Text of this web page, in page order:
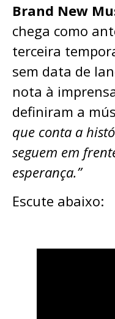
Brand New
chega como
terceira
sem data de
nota à
definiram a
que conta a
seguem em
esperança.”
Escute abaixo: